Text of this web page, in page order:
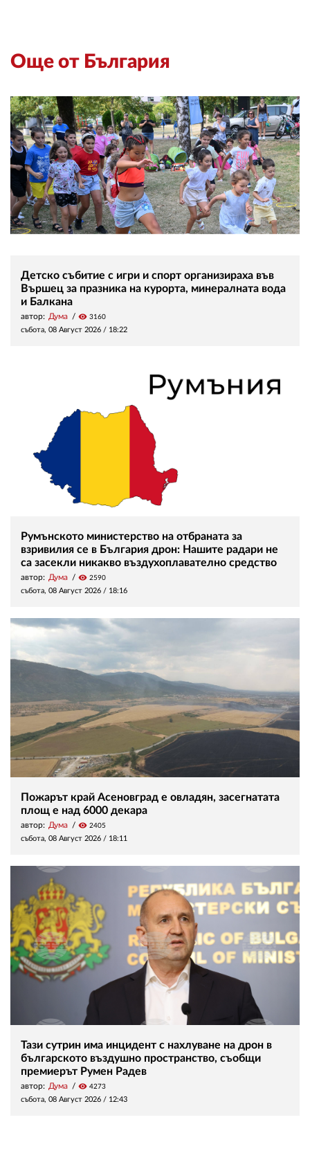
Още от България
Детско събитие с игри и спорт организираха във
Вършец за празника на курорта, минералната вода
и Балкана
автор: Дума visibility 3160
събота, 08 Август 2026 / 18:22
Румънското министерство на отбраната за
взривилия се в България дрон: Нашите радари не
са засекли никакво въздухоплавателно средство
автор: Дума visibility 2590
събота, 08 Август 2026 / 18:16
Пожарът край Асеновград е овладян, засегнатата
площ е над 6000 декара
автор: Дума visibility 2405
събота, 08 Август 2026 / 18:11
Тази сутрин има инцидент с нахлуване на дрон в
българското въздушно пространство, съобщи
премиерът Румен Радев
автор: Дума visibility 4273
събота, 08 Август 2026 / 12:43